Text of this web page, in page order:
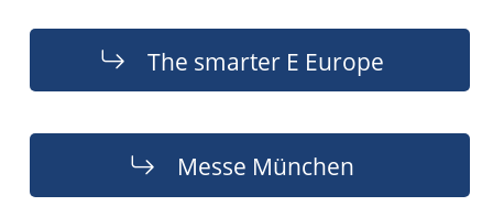
The smarter E Europe
Messe München